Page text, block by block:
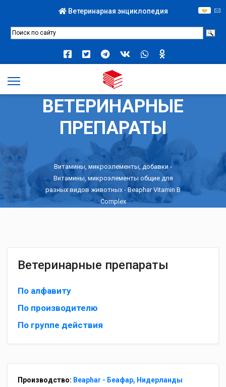
Ветеринарная энциклопедия
ВЕТЕРИНАРНЫЕ
ПРЕПАРАТЫ
Витамины, микроэлементы, добавки -
Витамины, микроэлементы общие для
разных видов животных- Beaphar Vitamin B
Complex
Ветеринарные препараты
По алфавиту
По производителю
По группе действия
Производство: Beaphar - Беафар, Нидерланды